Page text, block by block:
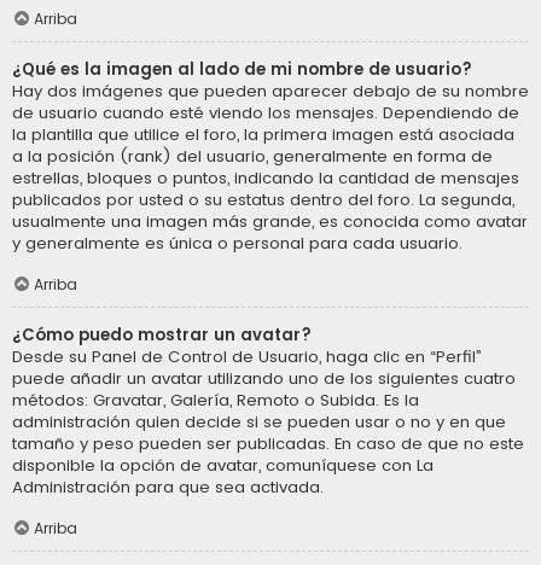
Arriba
¿Qué es la imagen al lado de mi nombre de usuario?
Hay dos imágenes que pueden aparecer debajo de su nombre
de usuario cuando esté viendo los mensajes. Dependiendo de
la plantilla que utilice el foro, la primera imagen está asociada
a la posición (rank) del usuario, generalmente en forma de
estrellas, bloques o puntos, indicando la cantidad de mensajes
publicados por usted o su estatus dentro del foro. La segunda,
usualmente una imagen más grande, es conocida como avatar
y generalmente es única o personal para cada usuario.
Arriba
¿Cómo puedo mostrar un avatar?
Desde su Panel de Control de Usuario, haga clic en “Perfil”
puede añadir un avatar utilizando uno de los siguientes cuatro
métodos: Gravatar, Galería, Remoto o Subida. Es la
administración quien decide si se pueden usar o no y en que
tamaño y peso pueden ser publicadas. En caso de que no este
disponible la opción de avatar, comuníquese con La
Administración para que sea activada.
Arriba